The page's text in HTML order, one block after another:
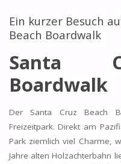
Ein kurzer Besuch
Beach Boardwalk
Santa
Boardwalk
Der Santa Cruz Beach
Freizeitpark. Direkt am
Park ziemlich viel Charme,
Jahre alten Holzachterbahn